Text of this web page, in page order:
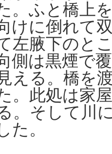
。ふと橋上
けに倒れて
左腋下のと
側は黒煙で
える。橋を
。此処は家
。そして川
た。